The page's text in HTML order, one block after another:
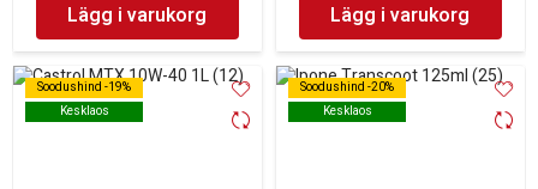
Lägg i varukorg Lägg i varukorg
Soodushind -19%
Kesklaos
Soodushind -19%
Kesklaos
Soodushind -20%
Kesklaos
Soodushind -20%
Kesklaos